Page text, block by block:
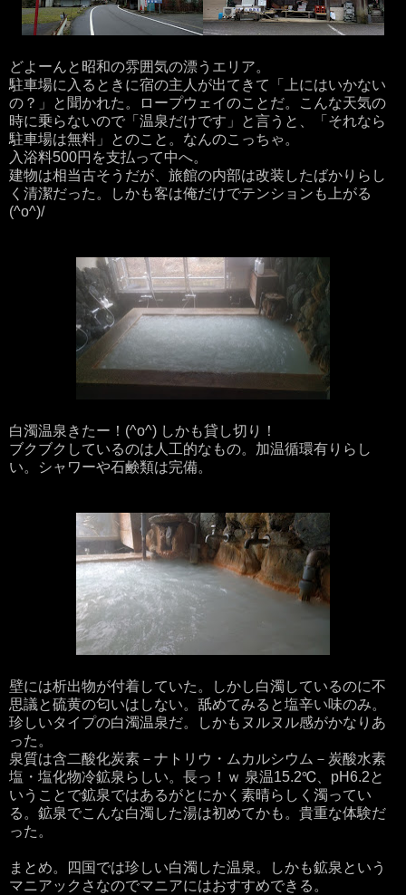
どよーんと昭和の雰囲気の漂うエリア。
駐車場に入るときに宿の主人が出てきて「上にはいかない
の？」と聞かれた。ロープウェイのことだ。こんな天気の
時に乗らないので「温泉だけです」と言うと、「それなら
駐車場は無料」とのこと。なんのこっちゃ。
入浴料500円を支払って中へ。
建物は相当古そうだが、旅館の内部は改装したばかりらし
く清潔だった。しかも客は俺だけでテンションも上がる
(^o^)/
白濁温泉きたー！(^o^) しかも貸し切り！
ブクブクしているのは人工的なもの。加温循環有りらし
い。シャワーや石鹸類は完備。
壁には析出物が付着していた。しかし白濁しているのに不
思議と硫黄の匂いはしない。舐めてみると塩辛い味のみ。
珍しいタイプの白濁温泉だ。しかもヌルヌル感がかなりあ
った。
泉質は含二酸化炭素－ナトリウ・ムカルシウム－炭酸水素
塩・塩化物冷鉱泉らしい。長っ！ｗ 泉温15.2℃、pH6.2と
いうことで鉱泉ではあるがとにかく素晴らしく濁ってい
る。鉱泉でこんな白濁した湯は初めてかも。貴重な体験だ
った。
まとめ。四国では珍しい白濁した温泉。しかも鉱泉という
マニアックさなのでマニアにはおすすめできる。